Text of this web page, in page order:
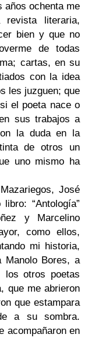
años ochenta me
revista literaria,
bien y que no
de todas
cartas, en su
con la idea
les juzguen; que
el poeta nace o
sus trabajos a
la duda en la
de otros un
uno mismo ha
José
“Antología”
y Marcelino
como ellos,
mi historia,
Manolo Bores, a
los otros poetas
que me abrieron
que estampara
a su sombra.
acompañaron en